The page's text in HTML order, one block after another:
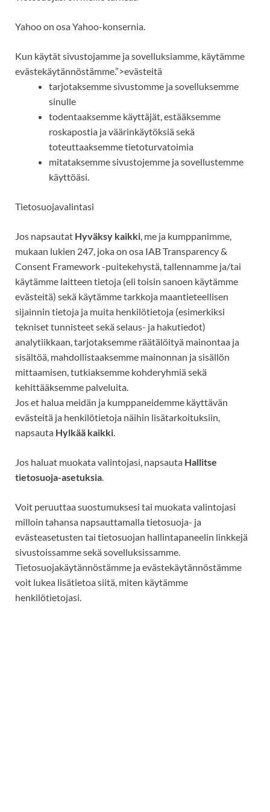
Yahoo on osaYahoo-konsernia.
Kun käytät sivustojamme ja sovelluksiamme, käytämme
evästekäytännöstämme.”>evästeitä
tarjotaksemme sivustomme ja sovelluksemme
sinulle
todentaaksemme käyttäjät, estääksemme
roskapostia ja väärinkäytöksiä sekä
toteuttaaksemme tietoturvatoimia
mitataksemmesivustojemme ja sovellustemme
käyttöäsi.
Tietosuojavalintasi
Jos napsautat Hyväksy kaikki, me ja kumppanimme,
mukaan lukien 247, joka on osa IAB Transparency &
Consent Framework -puitekehystä, tallennamme ja/tai
käytämme laitteen tietoja (eli toisin sanoen käytämme
evästeitä) sekä käytämme tarkkoja maantieteellisen
sijainnin tietoja ja muita henkilötietoja (esimerkiksi
tekniset tunnisteetsekä selaus- ja hakutiedot)
analytiikkaan, tarjotaksemme räätälöityä mainontaa ja
sisältöä, mahdollistaaksemme mainonnan ja sisällön
mittaamisen, tutkiaksemme kohderyhmiä sekä
kehittääksemme palveluita.
Jos et halua meidän ja kumppaneidemme käyttävän
evästeitä ja henkilötietoja näihin lisätarkoituksiin,
napsauta Hylkää kaikki.
Jos haluat muokata valintojasi, napsauta Hallitse
tietosuoja-asetuksia.
Voit peruuttaa suostumuksesi tai muokata valintojasi
milloin tahansa napsauttamalla tietosuoja- ja
evästeasetusten tai tietosuojan hallintapaneelin linkkejä
sivustoissamme sekä sovelluksissamme.
Tietosuojakäytännöstämme ja evästekäytännöstämme
voit lukea lisätietoa siitä, miten käytämme
henkilötietojasi.